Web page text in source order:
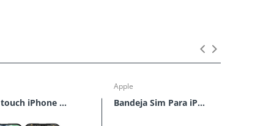
Lcd y touch iPhone 14 Pro*
Apple
Bandeja Sim Para iPhone 12 Mini